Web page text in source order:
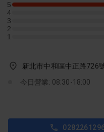
5
5 星：1 則評論
4
4 星：0 則評論
3
3 星：0 則評論
2
2 星：0 則評論
1
1 星：0 則評論
新北市中和區中正路726
今日營業: 08:30-18:00